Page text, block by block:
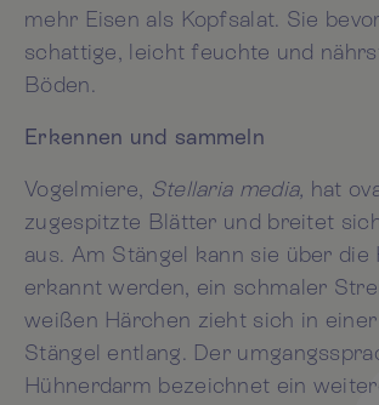
mehr Eisen als Kopfsalat. Sie
schattige, leicht feuchte und
Böden.
Erkennen und sammeln
Vogelmiere, Stellaria media, hat
zugespitzte Blätter und breitet
aus. Am Stängel kann sie über die
erkannt werden, ein schmaler
weißen Härchen zieht sich in
Stängel entlang. Der
Hühnerdarm bezeichnet ein